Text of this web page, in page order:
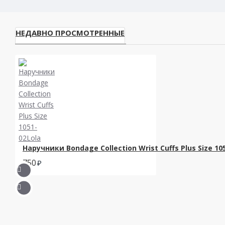
НЕДАВНО ПРОСМОТРЕННЫЕ
Наручники Bondage Collection Wrist Cuffs Plus Size
750